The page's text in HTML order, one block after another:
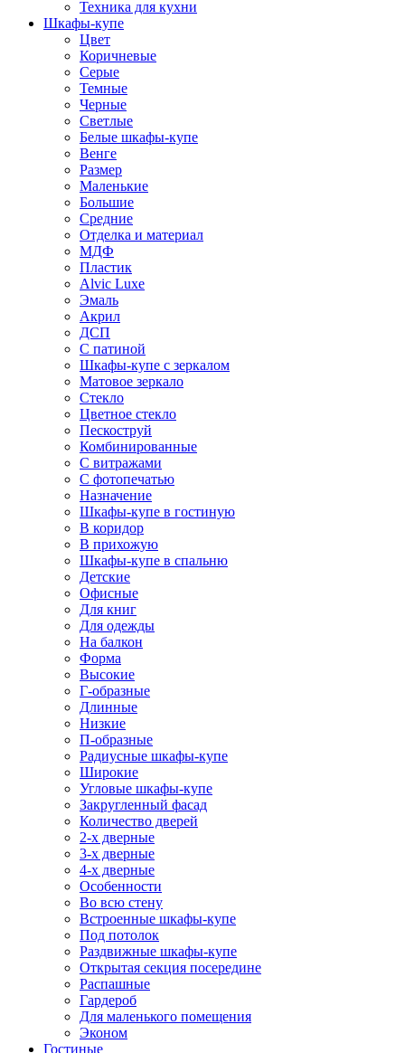
Техника для кухни
Шкафы-купе
Цвет
Коричневые
Серые
Темные
Черные
Светлые
Белые шкафы-купе
Венге
Размер
Маленькие
Большие
Средние
Отделка и материал
МДФ
Пластик
Alvic Luxe
Эмаль
Акрил
ДСП
С патиной
Шкафы-купе с зеркалом
Матовое зеркало
Стекло
Цветное стекло
Пескоструй
Комбинированные
С витражами
С фотопечатью
Назначение
Шкафы-купе в гостиную
В коридор
В прихожую
Шкафы-купе в спальню
Детские
Офисные
Для книг
Для одежды
На балкон
Форма
Высокие
Г-образные
Длинные
Низкие
П-образные
Радиусные шкафы-купе
Широкие
Угловые шкафы-купе
Закругленный фасад
Количество дверей
2-х дверные
3-х дверные
4-х дверные
Особенности
Во всю стену
Встроенные шкафы-купе
Под потолок
Раздвижные шкафы-купе
Открытая секция посередине
Распашные
Гардероб
Для маленького помещения
Эконом
Гостиные